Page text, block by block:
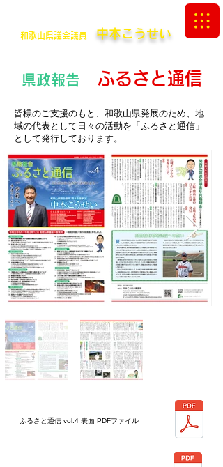
和歌山県議会議員 中本こうせい
県政報告 ふるさと通信
​皆様のご支援のもと、和歌山県発展のため、地
域の代表として日々の活動を「ふるさと通信」
として発行しております。
ふるさと通信 vol.4 表面 PDFファイル